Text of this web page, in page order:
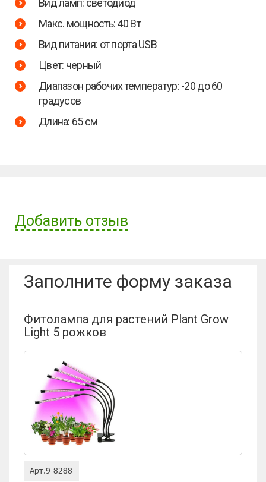
Вид ламп: светодиод
Макс. мощность: 40 Вт
Вид питания: от порта USB
Цвет: черный
Диапазон рабочих температур: -20 до 60
градусов
Длина: 65 см
Добавить отзыв
Заполните форму заказа
Фитолампа для растений Plant Grow
Light 5 рожков